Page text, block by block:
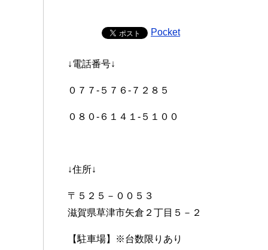
Pocket
↓電話番号↓
０７７-５７６-７２８５
０８０-６１４１-５１００
↓住所↓
〒５２５－００５３
滋賀県草津市矢倉２丁目５－２
【駐車場】※台数限りあり